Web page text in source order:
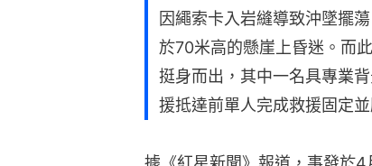
因繩索卡入岩縫導致沖墜擺
於70米高的懸崖上昏迷。而
挺身而出，其中一名具專業
援抵達前單人完成救援固定